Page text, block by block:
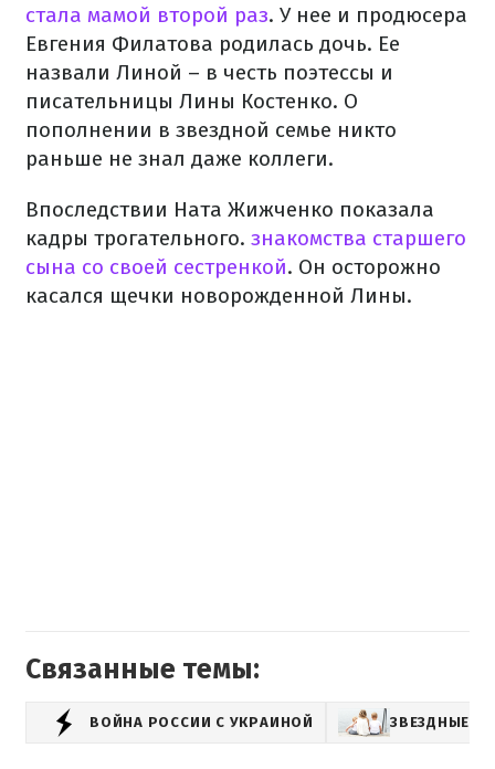
стала мамой второй раз. У нее и продюсера
Евгения Филатова родилась дочь. Ее
назвали Линой – в честь поэтессы и
писательницы Лины Костенко. О
пополнении в звездной семье никто
раньше не знал даже коллеги.
Впоследствии Ната Жижченко показала
кадры трогательного. знакомства старшего
сына со своей сестренкой. Он осторожно
касался щечки новорожденной Лины.
Связанные темы:
ВОЙНА РОССИИ С УКРАИНОЙ ЗВЕЗДНЫЕ